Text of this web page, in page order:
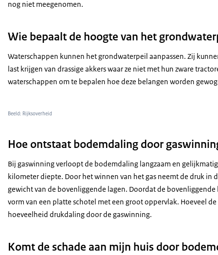
nog niet meegenomen.
Wie bepaalt de hoogte van het
Waterschappen kunnen het grondwaterpeil aanpassen. Zij
last krijgen van drassige akkers waar ze niet met hun zware
waterschappen om te bepalen hoe deze belangen worden
Beeld: Rijksoverheid
Hoe ontstaat bodemdaling door
Bij gaswinning verloopt de bodemdaling langzaam en
kilometer diepte. Door het winnen van het gas neemt de druk in
gewicht van de bovenliggende lagen. Doordat de
vorm van een platte schotel met een groot oppervlak. Hoeveel
hoeveelheid drukdaling door de gaswinning.
Komt de schade aan mijn huis door